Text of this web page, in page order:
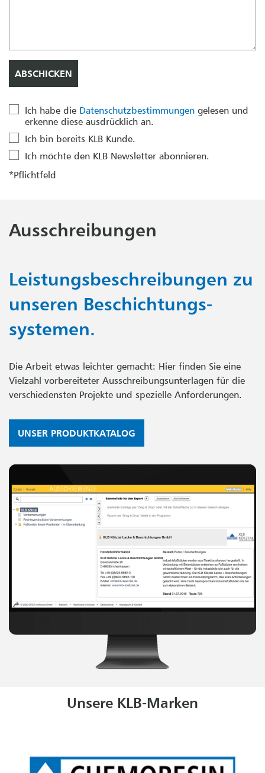
Ich habe die Datenschutzbestimmungen gelesen und
erkenne diese ausdrücklich an.
Ich bin bereits KLB Kunde.
Ich möchte den KLB Newsletter abonnieren.
*Pflichtfeld
Ausschreibungen
Leistungsbeschreibungen zu
unseren Beschichtungs­
systemen.
Die Arbeit etwas leichter gemacht: Hier finden Sie eine
Vielzahl vorbereiteter Ausschreibungsunterlagen für die
verschiedensten Projekte und spezielle Anforderungen.
UNSER PRODUKTKATALOG
Unsere KLB-Marken